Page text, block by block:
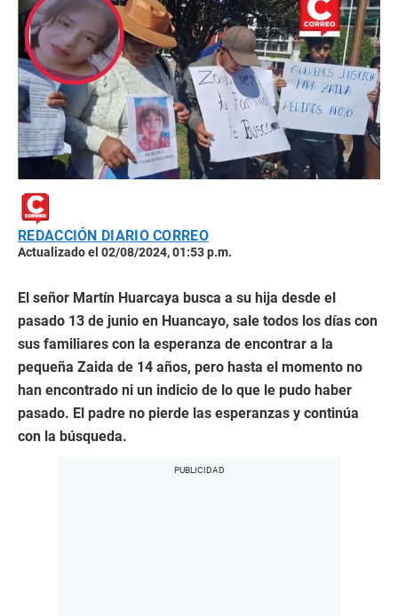
REDACCIÓN DIARIO CORREO
Actualizado el 02/08/2024, 01:53 p.m.
El señor Martín Huarcaya busca a su hija desde el
pasado 13 de junio en Huancayo, sale todos los días con
sus familiares con la esperanza de encontrar a la
pequeña Zaida de 14 años, pero hasta el momento no
han encontrado ni un indicio de lo que le pudo haber
pasado. El padre no pierde las esperanzas y continúa
con la búsqueda.